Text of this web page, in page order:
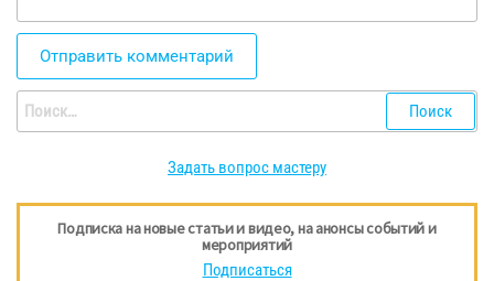
Найти:
Задать вопрос мастеру
Подписка на новые статьи и видео, на анонсы событий и
мероприятий
Подписаться